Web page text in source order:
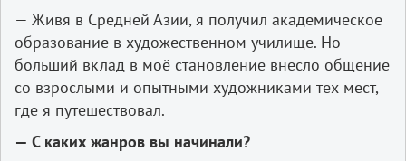
— Живя в Средней Азии, я получил академическое
образование в художественном училище. Но
больший вклад в моё становление внесло общение
со взрослыми и опытными художниками тех мест,
где я путешествовал.
— С каких жанров вы начинали?